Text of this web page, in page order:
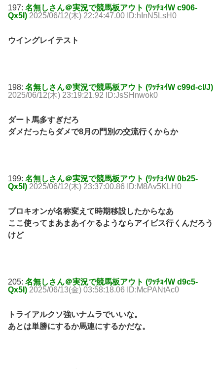
197: 名無しさん＠実況で競馬板アウト (ﾜｯﾁｮｲW c906-
Qx5I) 2025/06/12(木) 22:24:47.00 ID:hInN5LsH0
ウイングレイテスト
198: 名無しさん＠実況で競馬板アウト (ﾜｯﾁｮｲW c99d-cl/J)
2025/06/12(木) 23:19:21.92 ID:JsSHnwok0
ダート馬多すぎだろ
ダメだったらダメで8月の門別の交流行くからか
199: 名無しさん＠実況で競馬板アウト (ﾜｯﾁｮｲW 0b25-
Qx5I) 2025/06/12(木) 23:37:00.86 ID:M8Av5KLH0
プロキオンが名称変えて時期移設したからなあ
ここ使ってまあまあイケるようならアイビス行くんだろう
けど
205: 名無しさん＠実況で競馬板アウト (ﾜｯﾁｮｲW d9c5-
Qx5I) 2025/06/13(金) 03:58:18.06 ID:McPANtAc0
トライアルクソ強いナムラでいいな。
あとは単勝にするか馬連にするかだな。